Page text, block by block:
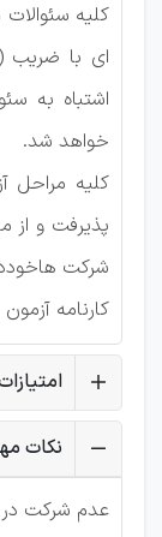
کلیه
اشتباه به
خواهد شد.
کلیه مراحل
پذیرفت و از
شرکت
کارنامه
نکات
عدم شرکت در